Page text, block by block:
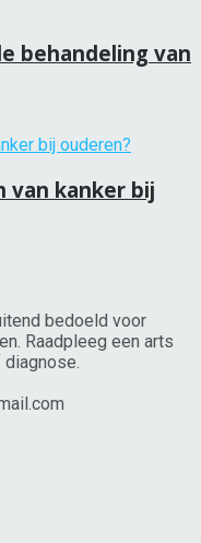
behandeling van
van kanker bij
bedoeld voor
Raadpleeg een arts